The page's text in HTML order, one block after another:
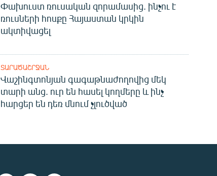
Փախուստ ռուսական զորամասից. ինչու է
ռուսների հոսքը Հայաստան կրկին
ակտիվացել
ՏԱՐԱԾԱՇՐՋԱՆ
Վաշինգտոնյան գագաթնաժողովից մեկ
տարի անց. ուր են հասել կողմերը և ինչ
հարցեր են դեռ մնում չլուծված